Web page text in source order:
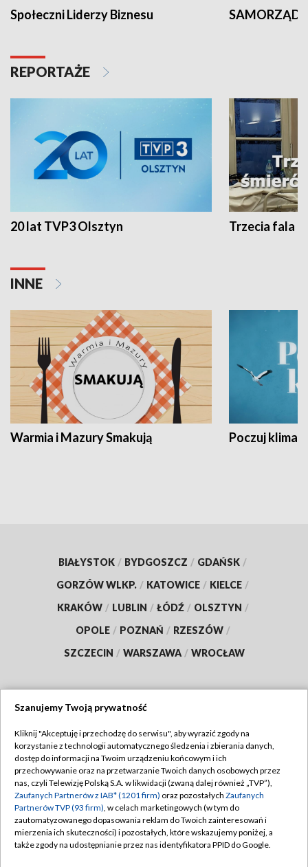
Społeczni Liderzy Biznesu SAMORZĄD
REPORTAŻE
20 lat TVP3 Olsztyn Trzecia fala -
INNE
Warmia i Mazury Smakują Poczuj klimat
BIAŁYSTOK / BYDGOSZCZ / GDAŃSK /
GORZÓW WLKP. / KATOWICE / KIELCE /
KRAKÓW / LUBLIN / ŁÓDŹ / OLSZTYN /
OPOLE / POZNAŃ / RZESZÓW /
SZCZECIN / WARSZAWA / WROCŁAW
TVP
Abonament TVP
Emisja w TVP
Centrum informacji TVP
Naziemna Telewizja Cyfrowa
Regulamin TVP
Polityka prywatności
Moje zgody
Pomoc
Szanujemy Twoją prywatność
Kliknij "Akceptuję i przechodzę do serwisu", aby wyrazić zgody na
korzystanie z technologii automatycznego śledzenia i zbierania danych,
dostęp do informacji na Twoim urządzeniu końcowym i ich
przechowywanie oraz na przetwarzanie Twoich danych osobowych przez
nas, czyli Telewizję Polską S.A. w likwidacji (zwaną dalej również „TVP”),
Zaufanych Partnerów z IAB* (1201 firm) oraz pozostałych Zaufanych
Partnerów TVP (93 firm), w celach marketingowych (w tym do
zautomatyzowanego dopasowania reklam do Twoich zainteresowań i
mierzenia ich skuteczności) i pozostałych, które wskazujemy poniżej, a
także zgody na udostępnianie przez nas identyfikatora PPID do Google.